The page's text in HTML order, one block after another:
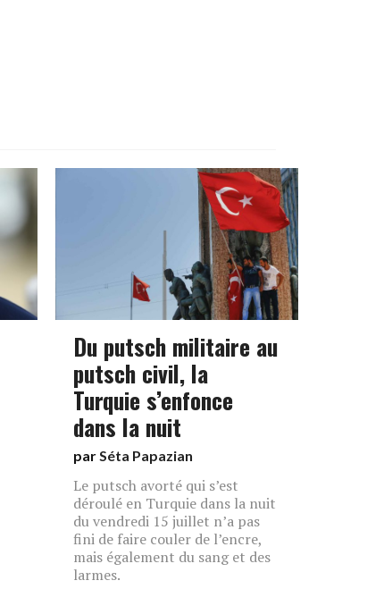
Du putsch militaire au
putsch civil, la
Turquie s’enfonce
dans la nuit
parSéta Papazian
Le putsch avorté qui s’est
déroulé en Turquie dans la nuit
du vendredi 15 juillet n’a pas
fini de faire couler de l’encre,
mais également du sang et des
larmes.